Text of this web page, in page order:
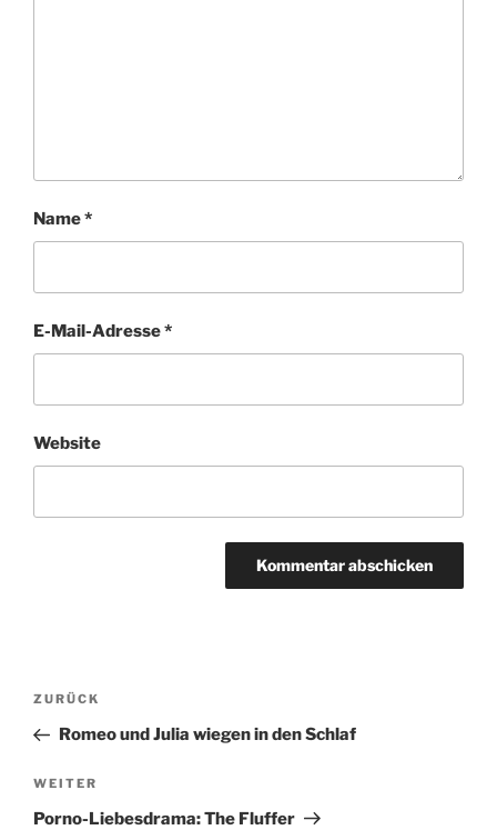
Name*
E-Mail-Adresse*
Website
Beitragsnavigation
Vorheriger
Beitrag
ZURÜCK
Romeo und Julia wiegen in den Schlaf
Nächster
Beitrag
WEITER
Porno-Liebesdrama: The Fluffer